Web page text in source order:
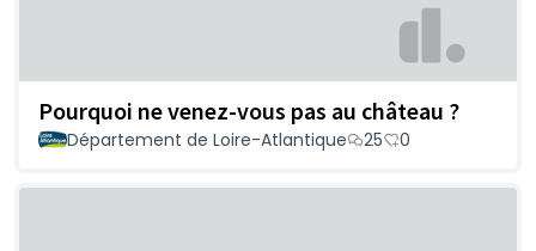
Pourquoi ne venez-vous pas au château ?
Département de Loire-Atlantique 25 0